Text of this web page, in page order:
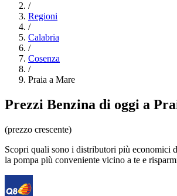
/
Regioni
/
Calabria
/
Cosenza
/
Praia a Mare
Prezzi Benzina di oggi a
(prezzo crescente)
Scopri quali sono i distributori più economici
la pompa più conveniente vicino a te e